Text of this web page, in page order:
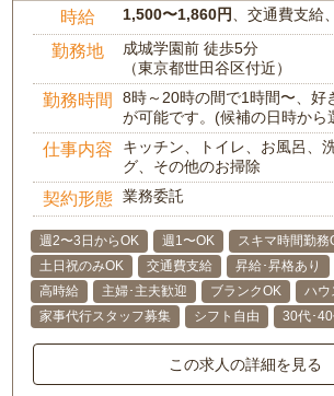
時給 1,500〜1,860円 、交通費支給
勤務地
成城学園前 徒歩5分
（東京都世田谷区付近）
勤務時間
8時～20時の間で1時間〜、好
が可能です。(候補の日時から
仕事内容
キッチン、トイレ、お風呂、
グ、その他のお掃除
契約形態 業務委託
週2〜3日からOK 週1〜OK
スキマ時間勤務
土日祝のみOK
交通費支給 昇給･昇格あり
高時給
主婦･主夫歓迎 ブランクOK
ハウ
家事代行スタッフ募集
シフト自由 30代･
この求人の詳細を見る